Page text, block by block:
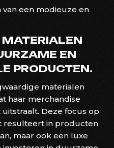
een modieuze en
EN
PRODUCTEN.
materialen
haar merchandise
Deze focus op
resulteert in producten
maar ook een luxe